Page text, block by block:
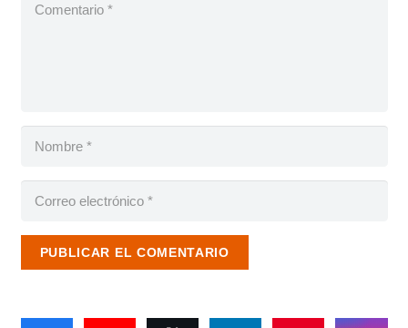
PUBLICAR EL COMENTARIO